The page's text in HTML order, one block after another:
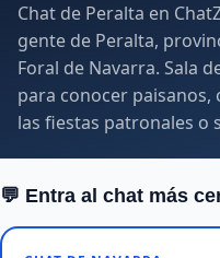
Chat de Peralta en
gente de Peralta,
Foral de Navarra. Sala
para conocer
las fiestas patronales o
💬 Entra al chat más